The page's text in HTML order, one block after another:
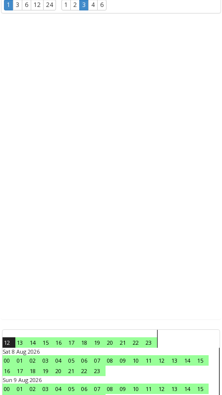
1 3 6 12 24 1 2 3 4 6
12 13 14 15 16 17 18 19 20 21 22
23
Sat 8 Aug 2026
00
01 02 03 04 05 06 07 08 09 10 11 12 13 14
15
16
17 18 19 20 21 22
23
Sun 9 Aug 2026
00
01 02 03 04 05 06 07 08 09 10 11 12 13 14
15